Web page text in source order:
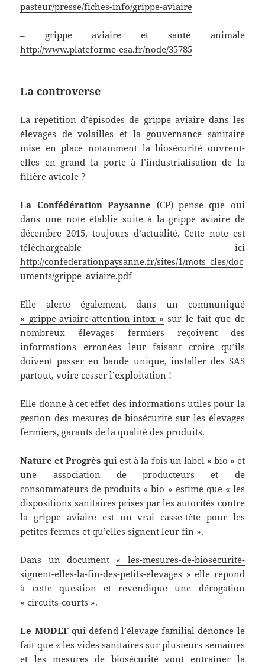
pasteur/presse/fiches-info/grippe-aviaire
– grippe aviaire et santé animale
http://www.plateforme-esa.fr/node/35785
La controverse
La répétition d’épisodes de grippe aviaire dans les
élevages de volailles et la gouvernance sanitaire
mise en place notamment la biosécurité ouvrent-
elles en grand la porte à l’industrialisation de la
filière avicole ?
La Confédération Paysanne (CP) pense que oui
dans une note établie suite à la grippe aviaire de
décembre 2015, toujours d’actualité. Cette note est
téléchargeable ici
http://confederationpaysanne.fr/sites/1/mots_cles/doc
uments/grippe_aviaire.pdf
Elle alerte également, dans un communiqué
« grippe-aviaire-attention-intox » sur le fait que de
nombreux élevages fermiers reçoivent des
informations erronées leur faisant croire qu’ils
doivent passer en bande unique, installer des SAS
partout, voire cesser l’exploitation !
Elle donne à cet effet des informations utiles pour la
gestion des mesures de biosécurité sur les élevages
fermiers, garants de la qualité des produits.
Nature et Progrès qui est à la fois un label « bio » et
une association de producteurs et de
consommateurs de produits « bio » estime que « les
dispositions sanitaires prises par les autorités contre
la grippe aviaire est un vrai casse-tête pour les
petites fermes et qu’elles signent leur fin ».
Dans un document « les-mesures-de-biosécurité-
signent-elles-la-fin-des-petits-elevages » elle répond
à cette question et revendique une dérogation
« circuits-courts ».
Le MODEFqui défend l’élevage familial dénonce le
fait que « les vides sanitaires sur plusieurs semaines
et les mesures de biosécurité vont entraîner la